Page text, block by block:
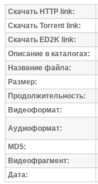
Скачать HTTP link:
Скачать Torrent link:
Скачать ED2K link:
Описание в каталогах:
Название файла:
Размер:
Продолжительность:
Видеоформат:
Аудиоформат:
MD5:
Видеофрагмент:
Дата: